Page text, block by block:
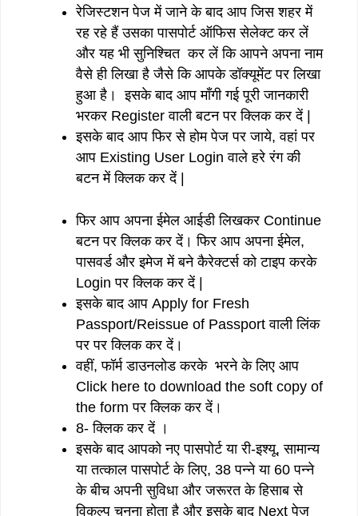
रेजिस्टशन पेज में जाने के बाद आप जिस शहर में
रह रहे हैं उसका पासपोर्ट ऑफिस सेलेक्ट कर लें
और यह भी सुनिश्चित कर लें कि आपने अपना नाम
वैसे ही लिखा है जैसे कि आपके डॉक्यूमेंट पर लिखा
हुआ है। इसके बाद आप माँगी गई पूरी जानकारी
भरकर Register वाली बटन पर क्लिक कर दें |
इसके बाद आप फिर से होम पेज पर जाये, वहां पर
आप Existing User Login वाले हरे रंग की
बटन में क्लिक कर दें |
फिर आप अपना ईमेल आईडी लिखकर Continue
बटन पर क्लिक कर दें। फिर आप अपना ईमेल,
पासवर्ड और इमेज में बने कैरेक्टर्स को टाइप करके
Login पर क्लिक कर दें |
इसके बाद आप Apply for Fresh
Passport/Reissue of Passport वाली लिंक
पर पर क्लिक कर दें।
वहीं, फॉर्म डाउनलोड करके भरने के लिए आप
Click here to download the soft copy of
the form पर क्लिक कर दें।
8- क्लिक कर दें ।
इसके बाद आपको नए पासपोर्ट या री-इश्यू, सामान्य
या तत्काल पासपोर्ट के लिए, 38 पन्ने या 60 पन्ने
के बीच अपनी सुविधा और जरूरत के हिसाब से
विकल्प चुनना होता है और इसके बाद Next पेज